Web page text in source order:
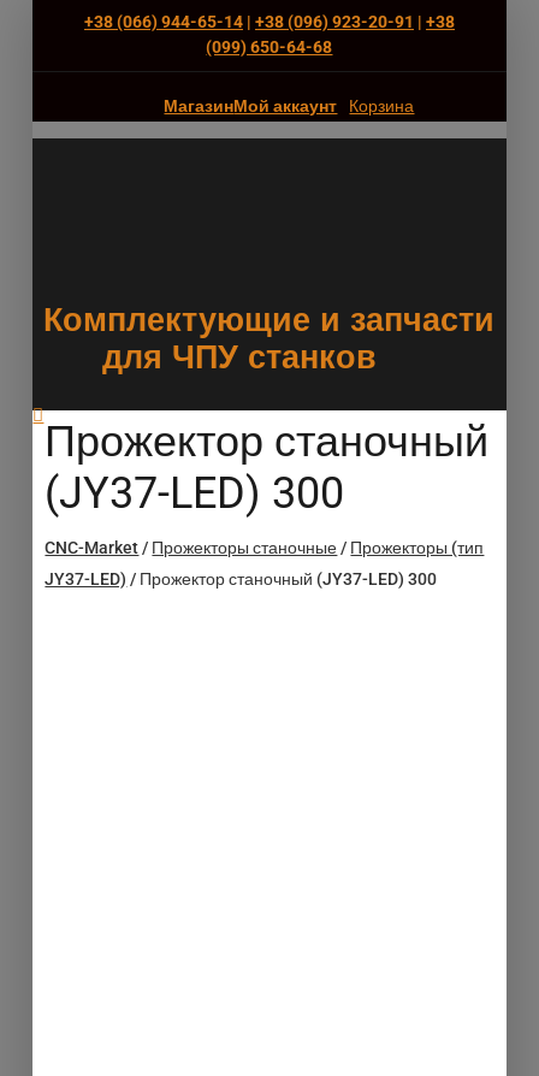
+38 (066) 944-65-14| +38 (096) 923-20-91 | +38
(‎099) 650-64-68
МагазинМой аккаунт Корзина
Комплектующие и запчасти
для ЧПУ станков
Прожектор станочный
(JY37-LED) 300
CNC-Market/ Прожекторы станочные/ Прожекторы (тип
JY37-LED) / Прожектор станочный (JY37-LED) 300